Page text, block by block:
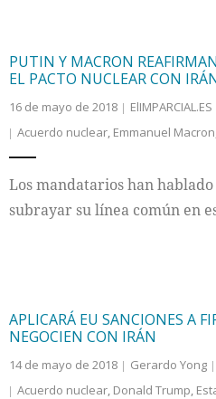
PUTIN Y MACRON
EL PACTO NUCLEAR CON
16 de mayo de 2018 ElIMPARCIAL.ES
Acuerdo nuclear, Emmanuel Macron
Los mandatarios han
subrayar su línea común en
APLICARÁ EU SANCIONES A
NEGOCIEN CON IRÁN
14 de mayo de 2018 Gerardo Yong
Acuerdo nuclear, Donald Trump,